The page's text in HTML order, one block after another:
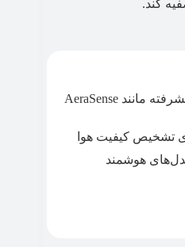
استفاده از فناوری‌های پیشرفته مانند AeraSense
تشخیص کیفیت هوا
هوشمند